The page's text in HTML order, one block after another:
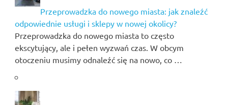
Przeprowadzka do nowego miasta: jak znaleźć
odpowiednie usługi i sklepy w nowej okolicy?
Przeprowadzka do nowego miasta to często
ekscytujący, ale i pełen wyzwań czas. W obcym
otoczeniu musimy odnaleźć się na nowo, co …